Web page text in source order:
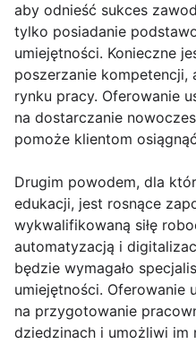
aby odnieść sukces
tylko posiadanie
umiejętności. Konieczne
poszerzanie kompetencji,
rynku pracy. Oferowanie
na dostarczanie
pomoże klientom
Drugim powodem, dla
edukacji, jest rosnące
wykwalifikowaną siłę
automatyzacją i
będzie wymagało
umiejętności. Oferowanie
na przygotowanie
dziedzinach i umożliwi im